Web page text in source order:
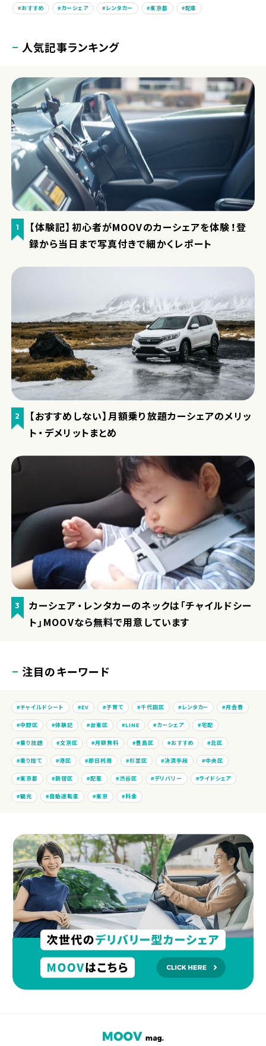
おすすめ カーシェア レンタカー 東京都 配車
人気記事ランキング
1
【体験記】初心者がMOOVのカーシェアを体験！登
録から当日まで写真付きで細かくレポート
2
【おすすめしない】月額乗り放題カーシェアのメリッ
ト・デメリットまとめ
3
カーシェア・レンタカーのネックは「チャイルドシー
ト」MOOVなら無料で用意しています
注目のキーワード
チャイルドシート EV 子育て 千代田区 レンタカー 月会費
中野区 体験記 台東区 LINE カーシェア 宅配
乗り放題 文京区 月額無料 豊島区 おすすめ 北区
乗り捨て 港区 即日利用 杉並区 決済手段 中央区
東京都 新宿区 配車 渋谷区 デリバリー ライドシェア
観光 自動運転車 東京 料金